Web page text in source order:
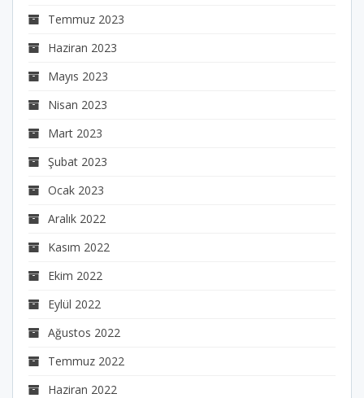
Temmuz 2023
Haziran 2023
Mayıs 2023
Nisan 2023
Mart 2023
Şubat 2023
Ocak 2023
Aralık 2022
Kasım 2022
Ekim 2022
Eylül 2022
Ağustos 2022
Temmuz 2022
Haziran 2022